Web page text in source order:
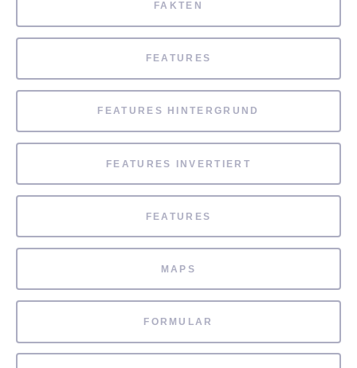
FAKTEN
FEATURES
FEATURES HINTERGRUND
FEATURES INVERTIERT
FEATURES
MAPS
FORMULAR